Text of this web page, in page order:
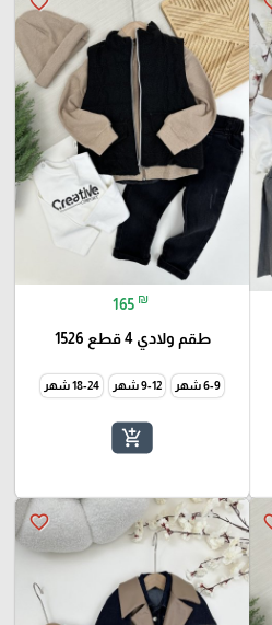
165 ₪
طقم ولادي 4 قطع 1526
6-9 شهر 9-12 شهر 18-24 شهر
add_shopping_cart
favorite_border